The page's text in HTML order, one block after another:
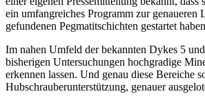
ein umfangreiches Programm zur genaueren
gefundenen Pegmatitschichten gestartet
Im nahen Umfeld der bekannten Dykes 5
bisherigen Untersuchungen hochgradige
erkennen lassen. Und genau diese Bereiche
Hubschrauberunterstützung, genauer